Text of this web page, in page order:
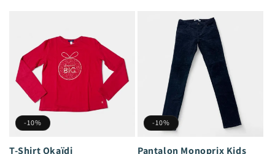
-10%
T-Shirt Okaïdi
-10%
Pantalon Monoprix Kids